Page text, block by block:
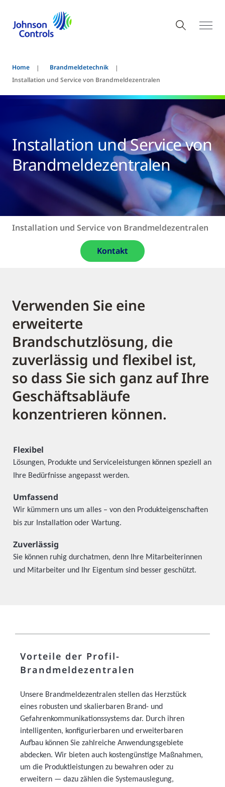
Home
Brandmeldetechnik
Installation und Service von Brandmeldezentralen
Installation und Service von
Brandmeldezentralen
Installation und Service von Brandmeldezentralen
Kontakt
Verwenden Sie eine
erweiterte
Brandschutzlösung, die
zuverlässig und flexibel ist,
so dass Sie sich ganz auf Ihre
Geschäftsabläufe
konzentrieren können.
Flexibel
Lösungen, Produkte und Serviceleistungen können speziell an
Ihre Bedürfnisse angepasst werden.
Umfassend
Wir kümmern uns um alles – von den Produkteigenschaften
bis zur Installation oder Wartung.
Zuverlässig
Sie können ruhig durchatmen, denn Ihre Mitarbeiterinnen
und Mitarbeiter und Ihr Eigentum sind besser geschützt.
Vorteile der Profil-
Brandmeldezentralen
Unsere Brandmeldezentralen stellen das Herzstück
eines robusten und skalierbaren Brand- und
Gefahrenkommunikationssystems dar. Durch ihren
intelligenten, konfigurierbaren und erweiterbaren
Aufbau können Sie zahlreiche Anwendungsgebiete
abdecken. Wir bieten auch kostengünstige Maßnahmen,
um die Produktleistungen zu bewahren oder zu
erweitern — dazu zählen die Systemauslegung,